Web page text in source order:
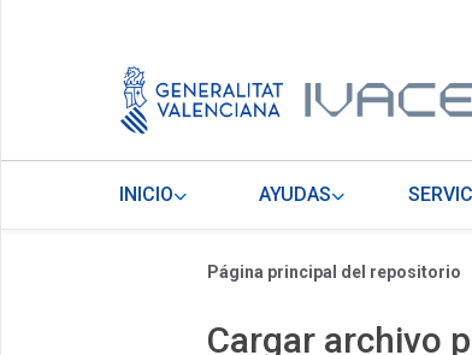
INICIO AYUDAS
Página principal del repositorio
Cargar archivo